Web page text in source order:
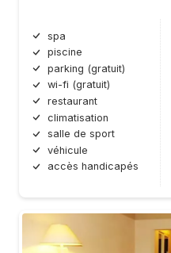
spa
piscine
parking (gratuit)
wi-fi (gratuit)
restaurant
climatisation
salle de sport
véhicule
accès handicapés